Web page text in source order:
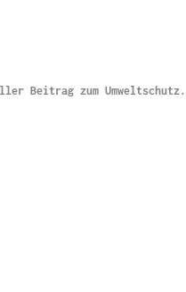
Beitrag zum